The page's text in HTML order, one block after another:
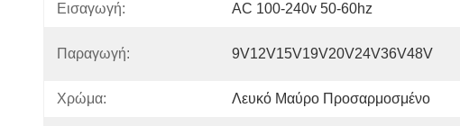
Εισαγωγή: AC 100-240v 50-60hz
Παραγωγή: 9V12V15V19V20V24V36V48V
Χρώμα: Λευκό Μαύρο Προσαρμοσμένο